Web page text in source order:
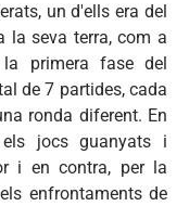
un d'ells era del
la seva terra, com a
primera fase del
de 7 partides, cada
ronda diferent. En
jocs guanyats i
i en contra, per la
enfrontaments de